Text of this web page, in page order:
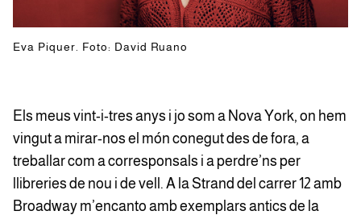
Eva Piquer. Foto: David Ruano
Els meus vint-i-tres anys i jo som a Nova York, on hem
vingut a mirar-nos el món conegut des de fora, a
treballar com a corresponsals i a perdre’ns per
llibreries de nou i de vell. A la Strand del carrer 12 amb
Broadway m’encanto amb exemplars antics de la